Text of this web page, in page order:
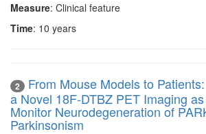
Measure: Clinical feature
Time: 10 years
2
From Mouse Models to
a Novel 18F-DTBZ PET Imaging
Monitor Neurodegeneration of
Parkinsonism